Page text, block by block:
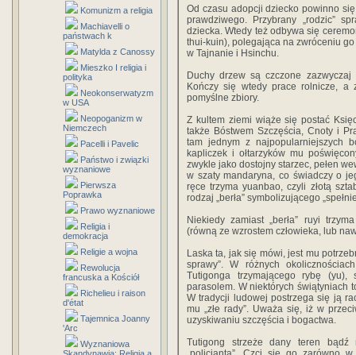
Komunizm a religia
Machiavelli o
państwach k
Matylda z Canossy
Mieszko I religia i
polityka
Neokonserwatyzm
w USA
Neopoganizm w
Niemczech
Pacelli i Pavelic
Państwo i związki
wyznaniowe
Pierwsza
Poprawka
Prawo wyznaniowe
Religia i
demokracja
Religie a wojna
Rewolucja
francuska a Kościół
Richelieu i raison
d'état
Tajemnica Joanny
'Arc
Wyznaniowa
Od czasu adopcji dziecko powinno
prawdziwego. Przybrany „rodzic”
dziecka. Wtedy też odbywa się
thui-kuin), polegająca na zwróceniu
w Tajnanie i Hsinchu.
Duchy drzew są czczone
Kończy się wtedy prace rolnicze, a
pomyślne zbiory.
Z kultem ziemi wiąże się postać
także Bóstwem Szczęścia, Cnoty i
tam jednym z najpopularniejszych
kapliczek i ołtarzyków mu
zwykle jako dostojny starzec, pełen
w szaty mandaryna, co świadczy o
ręce trzyma yuanbao, czyli złotą
rodzaj „berła” symbolizującego
Niekiedy zamiast „berła” ruyi
(równą ze wzrostem człowieka, lub
Laska ta, jak się mówi, jest mu
sprawy”. W różnych
Tutigonga trzymającego rybę (yu),
parasolem. W niektórych świątyniach
W tradycji ludowej postrzega się ją
mu „złe rady”. Uważa się, iż w
uzyskiwaniu szczęścia i bogactwa.
Tutigong strzeże dany teren bądź